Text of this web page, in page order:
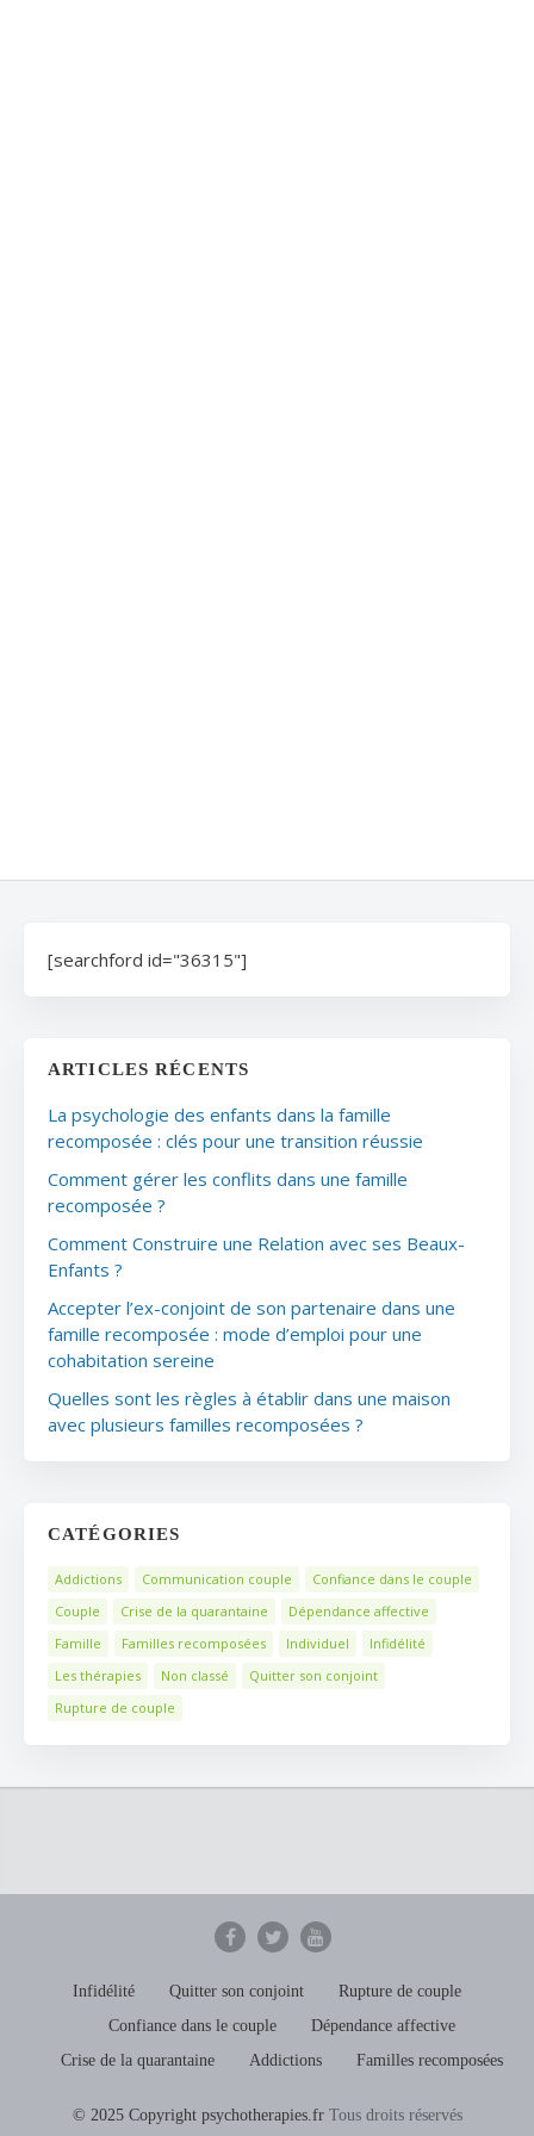
[searchford id="36315"]
ARTICLES RÉCENTS
La psychologie des enfants dans la famille
recomposée : clés pour une transition réussie
Comment gérer les conflits dans une famille
recomposée ?
Comment Construire une Relation avec ses Beaux-
Enfants ?
Accepter l’ex-conjoint de son partenaire dans une
famille recomposée : mode d’emploi pour une
cohabitation sereine
Quelles sont les règles à établir dans une maison
avec plusieurs familles recomposées ?
CATÉGORIES
Addictions Communication couple
Confiance dans le couple
Couple
Crise de la quarantaine
Dépendance affective
Famille
Familles recomposées Individuel
Infidélité
Les thérapies
Non classé
Quitter son conjoint
Rupture de couple
Infidélité Quitter son conjoint
Rupture de couple
Confiance dans le couple
Dépendance affective
Crise de la quarantaine
Addictions Familles recomposées
© 2025 Copyright psychotherapies.frTous droits réservés